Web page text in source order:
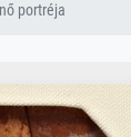
portréja